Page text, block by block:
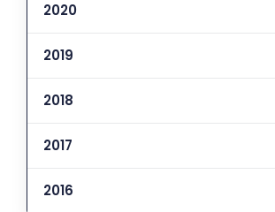
2020
2019
2018
2017
2016